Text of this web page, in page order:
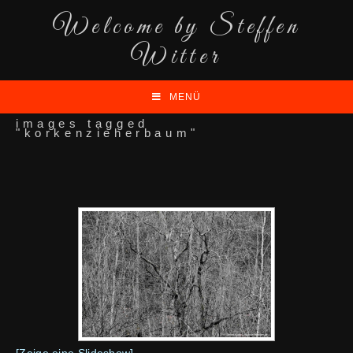
Welcome by Steffen
Witter
MENÜ
images tagged
"korkenzieherbaum"